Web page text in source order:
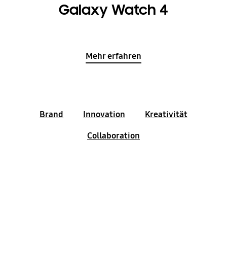
Galaxy Watch 4
Mehr erfahren
Brand Innovation
Kreativität
Collaboration